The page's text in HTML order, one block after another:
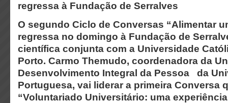
regressa à Fundação de Serralves
O segundo Ciclo de Conversas “Alimentar
regressa no domingo à Fundação de
científica conjunta com a Universidade
Porto. Carmo Themudo, coordenadora da
Desenvolvimento Integral da Pessoa da
Portuguesa, vai liderar a primeira Conversa
“Voluntariado Universitário: uma